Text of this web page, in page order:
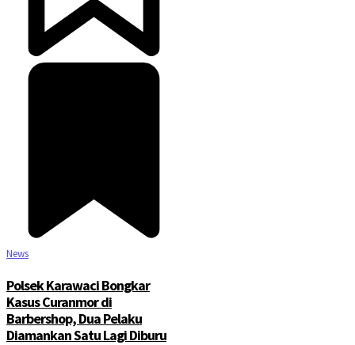
News
Polsek Karawaci Bongkar
Kasus Curanmor di
Barbershop, Dua Pelaku
Diamankan Satu Lagi Diburu